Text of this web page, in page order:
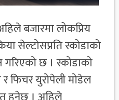
बजारमा लोकप्रिय
सेल्टोसप्रति स्कोडाको
छ । स्कोडाको
फिचर युरोपेली मोडेल